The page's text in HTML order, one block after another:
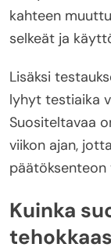
kahteen
selkeät ja
Lisäksi
lyhyt testiaika
Suositeltavaa
viikon ajan,
päätöksenteon
Kuinka